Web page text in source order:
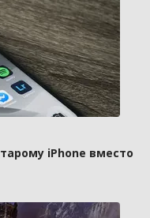
iPhone вместо